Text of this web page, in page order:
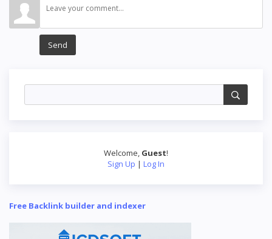
Welcome, Guest!
Sign Up | Log In
Free Backlink builder and indexer
Send